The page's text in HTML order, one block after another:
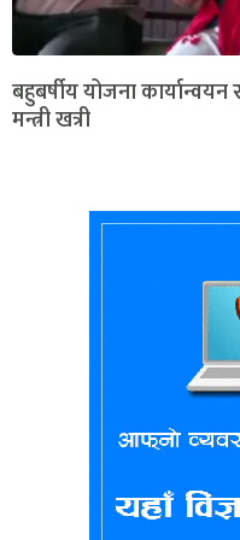
बहुबर्षीय योजना
मन्त्री खत्री